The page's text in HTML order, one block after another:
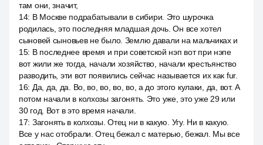
там они, значит,
14: В Москве подрабатывали в сибири. Это шурочка
родилась, это последняя младшая дочь. Он все хотел
сыновей сыновьев не было. Землю давали на мальчиках и
15: В последнее время и при советской нэп вот при нэпе
вот жили же тогда, начали хозяйство, начали крестьянство
разводить, эти вот появились сейчас называется их как fur.
16: Да, да, да. Во, во, во, во, во, а до этого кулаки, да, вот. А
потом начали в колхозы загонять. Это уже, это уже 29 или
30 год. Вот в это время начали.
17: Загонять в колхозы. Отец ни в какую. Угу. Ни в какую.
Все у нас отобрали. Отец бежал с матерью, бежал. Мы все